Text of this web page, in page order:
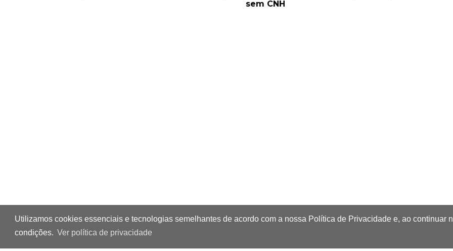
Utilizamos cookies essenciais e tecnologias semelhantes de acordo com a nossa Política de Privacidade e, ao continuar
condições. Ver política de privacidade
sem CNH